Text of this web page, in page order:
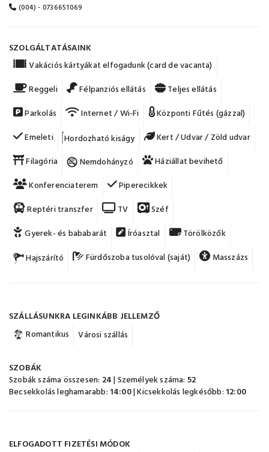
(004) - 0736651069
SZOLGÁLTATÁSAINK
Vakációs kártyákat elfogadunk (card de vacanta)
Reggeli
Félpanziós ellátás
Teljes ellátás
Parkolás
Internet / Wi-Fi
Központi Fűtés (gázzal)
Emeleti
Hordozható kiságy
Kert / Udvar / Zöld udvar
Filagória
Nemdohányzó
Háziállat bevihető
Konferenciaterem
Piperecikkek
Reptéri transzfer
TV
Széf
Gyerek- és bababarát
Íróasztal
Törölközők
Hajszárító
Fürdőszoba tusolóval (saját) Masszázs
SZÁLLÁSUNKRA LEGINKÁBB JELLEMZŐ
Romantikus
Városi szállás
SZOBÁK
Szobák száma összesen: 24| Személyek száma: 52
Becsekkolás leghamarabb: 14:00| Kicsekkolás legkésőbb: 12:00
ELFOGADOTT FIZETÉSI MÓDOK